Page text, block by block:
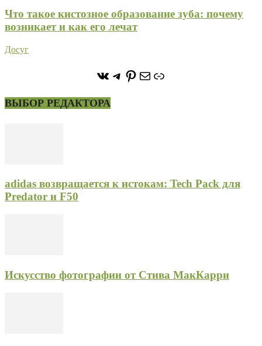
Что такое кистозное образование зуба: почему
возникает и как его лечат
Досуг
https://vk.com/
https://t.me/stoneforest
https://
ПочтаСсылка
ВЫБОР РЕДАКТОРА
adidas возвращается к истокам: Tech Pack для
Predator и F50
Искусство фотографии от Стива МакКарри